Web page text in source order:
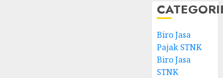
Biro Jasa
Pajak STNK
Biro Jasa
STNK